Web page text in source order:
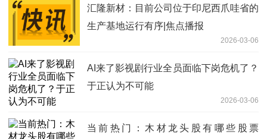
汇隆新材：目前公司位于印尼西爪哇省的
生产基地运行有序|焦点播报
2026-03-06
AI来了影视剧行业全员面临下岗危机了？
于正认为不可能
2026-03-06
当前热门：木材龙头股有哪些股票